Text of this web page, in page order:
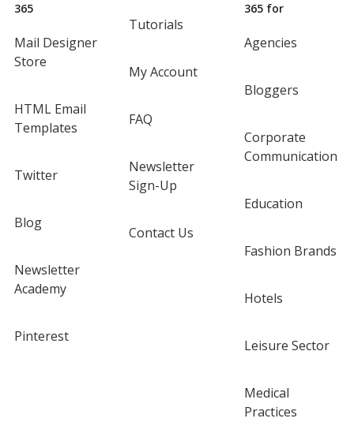
365
Mail Designer
Store
HTML Email
Templates
Twitter
Blog
Newsletter
Academy
Pinterest
Tutorials
My Account
FAQ
Newsletter
Sign-Up
Contact Us
365 for
Agencies
Bloggers
Corporate
Communication
Education
Fashion Brands
Hotels
Leisure Sector
Medical
Practices